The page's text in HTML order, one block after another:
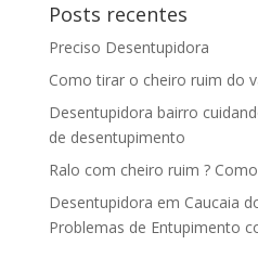
Posts recentes
Preciso Desentupidora
Como tirar o cheiro ruim do
Desentupidora bairro
de desentupimento
Ralo com cheiro ruim ?
Desentupidora em Caucaia
Problemas de Entupimento